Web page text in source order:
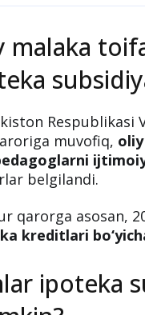
malaka
Respublikasi
belgilandi.